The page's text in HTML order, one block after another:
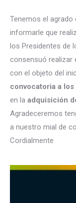
Tenemos el
informarle que
los Presidentes de
consensuó realizar
con el objeto del
convocatoria a
en la adquisición
Agradeceremos
a nuestro mial de
Cordialmente